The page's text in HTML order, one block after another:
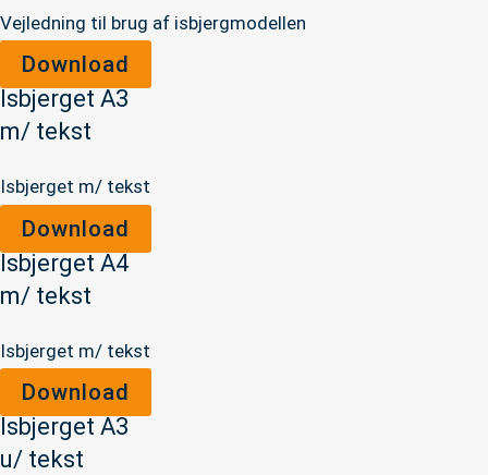
Vejledning til brug af isbjergmodellen
Download
Isbjerget A3
m/ tekst
Isbjerget m/ tekst
Download
Isbjerget A4
m/ tekst
Isbjerget m/ tekst
Download
Isbjerget A3
u/ tekst